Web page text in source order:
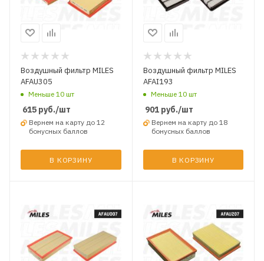
Воздушный фильтр MILES
AFAU305
Меньше 10 шт
615 руб./шт
Вернем на карту до 12
бонусных баллов
В КОРЗИНУ
Воздушный фильтр MILES
AFAI193
Меньше 10 шт
901руб./шт
Вернем на карту до 18
бонусных баллов
В КОРЗИНУ